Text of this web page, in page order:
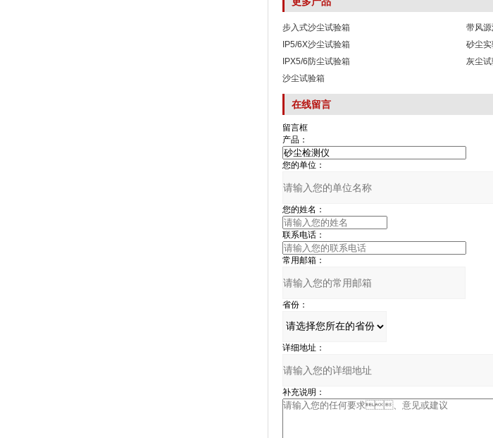
步入式沙尘试验箱 带风
IP5/6X沙尘试验箱
砂尘实
IPX5/6防尘试验箱
灰尘试
沙尘试验箱
在线留言
留言框
产品：
您的单位：
您的姓名：
联系电话：
常用邮箱：
省份：
详细地址：
补充说明：